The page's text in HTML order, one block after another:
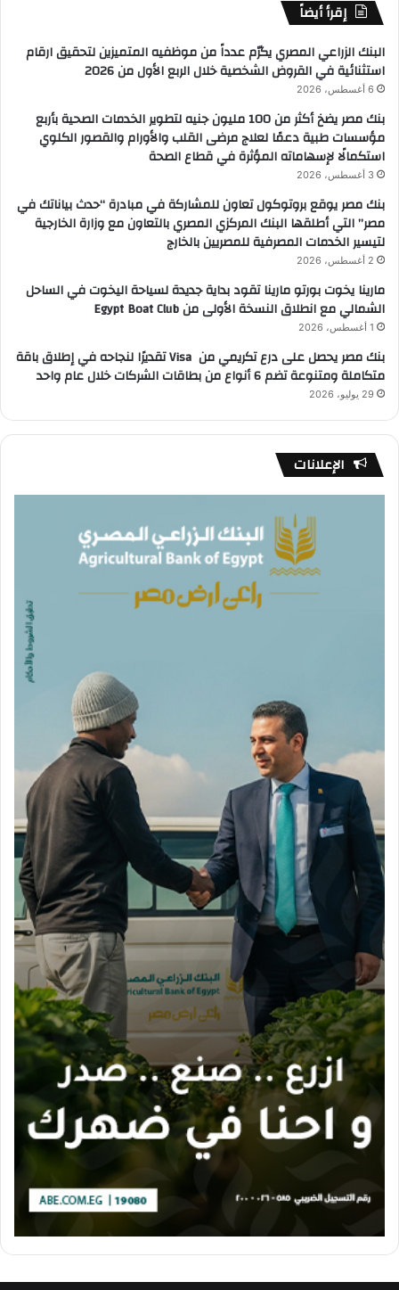
إقرأ أيضاً
البنك الزراعي المصري يكرّم عدداً من موظفيه المتميزين لتحقيق ارقام
استثنائية في القروض الشخصية خلال الربع الأول من 2026
6 أغسطس، 2026
بنك مصر يضخ أكثر من 100 مليون جنيه لتطوير الخدمات الصحية بأربع
مؤسسات طبية دعمًا لعلاج مرضى القلب والأورام والقصور الكلوي
استكمالًا لإسهاماته المؤثرة في قطاع الصحة
3 أغسطس، 2026
بنك مصر يوقع بروتوكول تعاون للمشاركة في مبادرة “حدث بياناتك في
مصر” التي أطلقها البنك المركزي المصري بالتعاون مع وزارة الخارجية
لتيسير الخدمات المصرفية للمصريين بالخارج
2 أغسطس، 2026
مارينا يخوت بورتو مارينا تقود بداية جديدة لسياحة اليخوت في الساحل
الشمالي مع انطلاق النسخة الأولى من Egypt Boat Club
1 أغسطس، 2026
بنك مصر يحصل على درع تكريمي من Visa تقديرًا لنجاحه في إطلاق باقة
متكاملة ومتنوعة تضم 6 أنواع من بطاقات الشركات خلال عام واحد
29 يوليو، 2026
الإعلانات